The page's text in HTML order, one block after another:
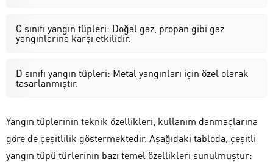
C sınıfı yangın tüpleri: Doğal gaz, propan gibi gaz
yangınlarına karşı etkilidir.
D sınıfı yangın tüpleri: Metal yangınları için özel olarak
tasarlanmıştır.
Yangın tüplerinin teknik özellikleri, kullanım danmaçlarına
göre de çeşitlilik göstermektedir. Aşağıdaki tabloda, çeşitli
yangın tüpü türlerinin bazı temel özellikleri sunulmuştur: